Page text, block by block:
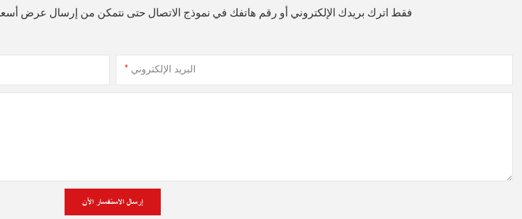
فقط اترك بريدك الإلكتروني أو رقم هاتفك في نموذج الاتصال حتى نتمكن من إرسال عرض
البريد الإلكتروني
إرسال الاستفسار الآن